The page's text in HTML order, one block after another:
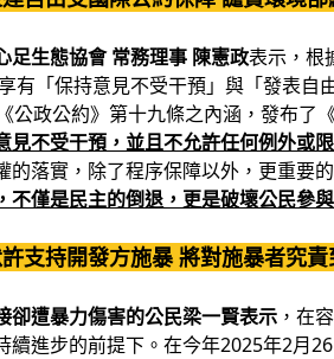
足生態協會 常務理事 陳憲政表示，根
有「保持意見不受干預」與「發表
公政公約》第十九條之內涵，發布了
見不受干預，並且不允許任何例外或
的落實，除了程序保障以外，更重要
不僅是民主的倒退，更是破壞公民參
許支持開發方施暴 將對施暴者究責
卻遭暴力傷害的公民梁一賢表示 ，在
續進步的前提下。在今年2025年2月